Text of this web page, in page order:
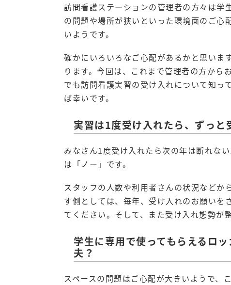
訪問看護ステーションの管理者の方々は学
の問題や場所が狭いといった環境面のご心
いようです。
確かにいろいろなご心配があるかと思いま
ります。今回は、これまで管理者の方から
でも訪問看護実習の受け入れについて知
ば幸いです。
実習は1度受け入れたら、ずっと
みなさん1度受け入れたら次の年は断れな
は「ノー」です。
スタッフの人数や利用者さんの状況などか
す側としては、毎年、受け入れのお願いを
てください。そして、また受け入れ態勢が
学生に専用で使ってもらえるロ
夫？
スペースの問題はご心配が大きいようで、